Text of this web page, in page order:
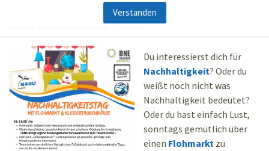
Verstanden
Naturschutzstation Herrenhaide
Du interessierst dich für
Nachhaltigkeit? Oder du
weißt noch nicht was
Nachhaltigkeit bedeutet?
Oder du hast einfach Lust,
sonntags gemütlich über
einen Flohmarkt zu